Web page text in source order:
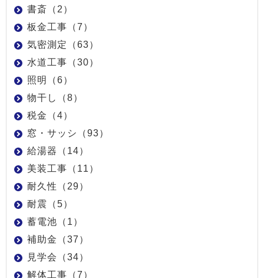
書斎（2）
板金工事（7）
気密測定（63）
水道工事（30）
照明（6）
物干し（8）
税金（4）
窓・サッシ（93）
給湯器（14）
美装工事（11）
耐久性（29）
耐震（5）
蓄電池（1）
補助金（37）
見学会（34）
解体工事（7）